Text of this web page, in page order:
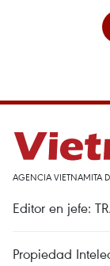
AGENCIA VIETNAMITA
Editor en jefe:
Propiedad